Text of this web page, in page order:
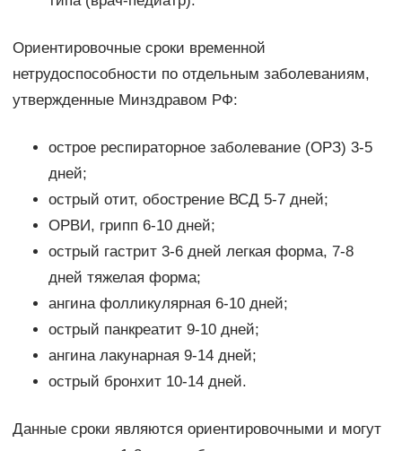
Ориентировочные сроки временной
нетрудоспособности по отдельным заболеваниям,
утвержденные Минздравом РФ:
острое респираторное заболевание (ОРЗ) 3-5
дней;
острый отит, обострение ВСД 5-7 дней;
ОРВИ, грипп 6-10 дней;
острый гастрит 3-6 дней легкая форма, 7-8
дней тяжелая форма;
ангина фолликулярная 6-10 дней;
острый панкреатит 9-10 дней;
ангина лакунарная 9-14 дней;
острый бронхит 10-14 дней.
Данные сроки являются ориентировочными и могут